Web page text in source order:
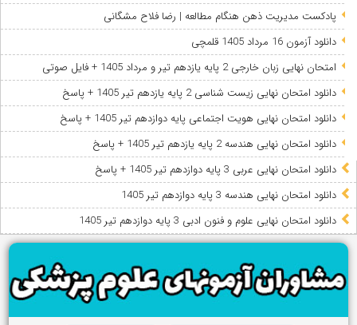
پادکست مدیریت ذهن هنگام مطالعه | رضا فلاح مشگانی
دانلود آزمون 16 مرداد 1405 قلمچی
امتحان نهایی زبان خارجی 2 پایه یازدهم تیر و مرداد 1405 + فایل صوتی
دانلود امتحان نهایی زیست شناسی 2 پایه یازدهم تیر 1405 + پاسخ
دانلود امتحان نهایی هویت اجتماعی پایه دوازدهم تیر 1405 + پاسخ
دانلود امتحان نهایی هندسه 2 پایه یازدهم تیر 1405 + پاسخ
دانلود امتحان نهایی عربی 3 پایه دوازدهم تیر 1405 + پاسخ
دانلود امتحان نهایی هندسه 3 پایه دوازدهم تیر 1405
دانلود امتحان نهایی علوم و فنون ادبی 3 پایه دوازدهم تیر 1405